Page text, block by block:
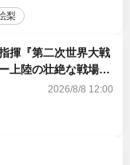
梨
揮『第二次世界大戦
上陸の壮絶な戦場を
2026/8/8 12:00